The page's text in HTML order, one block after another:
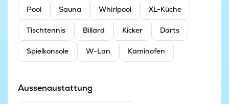
Pool Sauna Whirlpool XL-Küche
Tischtennis Billard Kicker Darts
Spielkonsole W-Lan Kaminofen
Aussenaustattung